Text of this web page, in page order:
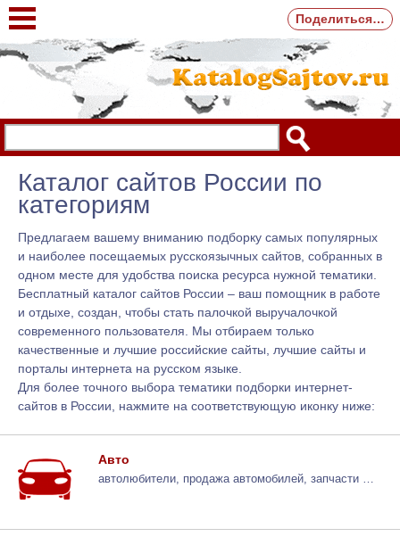
Каталог сайтов России по
категориям
Предлагаем вашему вниманию подборку самых популярных
и наиболее посещаемых русскоязычных сайтов, собранных в
одном месте для удобства поиска ресурса нужной тематики.
Бесплатный каталог сайтов России – ваш помощник в работе
и отдыхе, создан, чтобы стать палочкой выручалочкой
современного пользователя. Мы отбираем только
качественные и лучшие российские сайты, лучшие сайты и
порталы интернета на русском языке.
Для более точного выбора тематики подборки интернет-
сайтов в России, нажмите на соответствующую иконку ниже:
Авто
автолюбители, продажа автомобилей, запчасти …
Поделиться…